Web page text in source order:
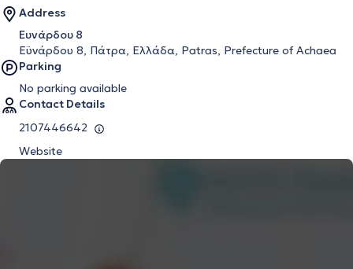
Address
Ευνάρδου 8
Εϋνάρδου 8, Πάτρα, Ελλάδα, Patras, Prefecture of Achaea
Parking
No parking available
Contact Details
2107446642
Website